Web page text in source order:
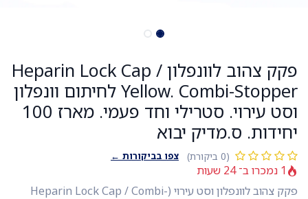
פקק צהוב לוונפלון / Heparin Lock Cap
Yellow. Combi-Stopper לחיתום וונפלון
וסט עירוי. סטרילי וחד פעמי. מארז 100
יחידות. ס.מדיק יבוא
(0 ביקורת) צפו בביקורות ←
1 נמכרו ב־ 24 שעות
פקק צהוב לוונפלון וסט עירוי (Heparin Lock Cap / Combi-